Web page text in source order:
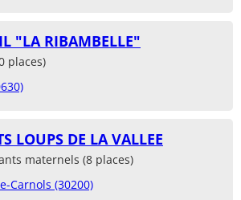
"LA RIBAMBELLE"
places)
LOUPS DE LA VALLEE
maternels (8 places)
Carnols (30200)